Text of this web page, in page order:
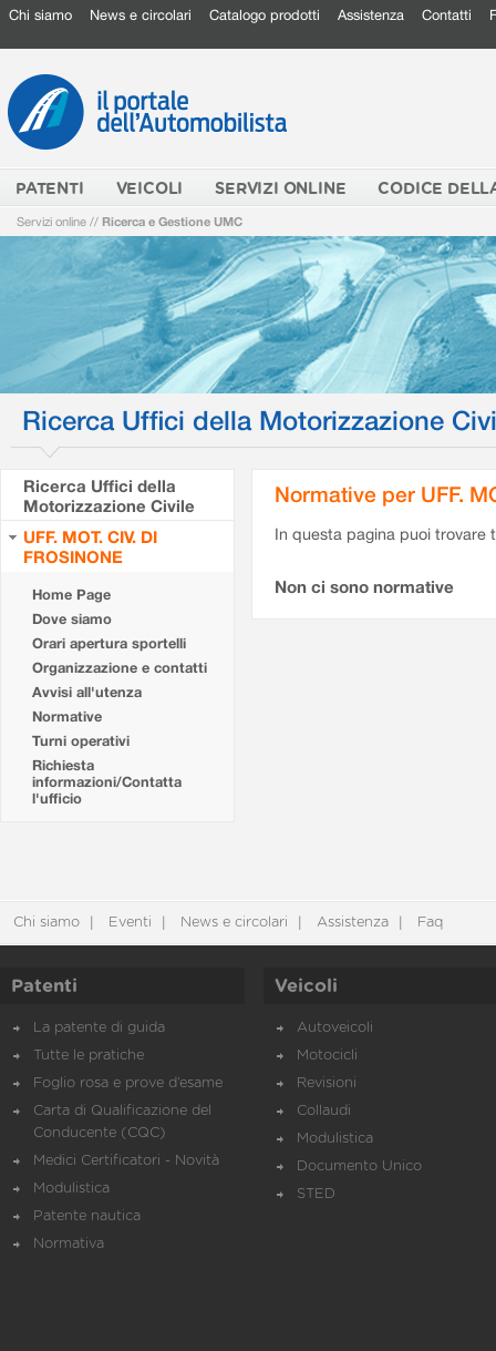
Chi siamo News e circolari Catalogo prodotti Assistenza Contatti
PATENTI VEICOLI SERVIZI ONLINE CODICE
Servizi online // Ricerca e Gestione UMC
Ricerca Uffici della Motorizzazione
Ricerca Uffici della
Motorizzazione Civile
UFF. MOT. CIV. DI
FROSINONE
Home Page
Dove siamo
Orari apertura sportelli
Organizzazione e contatti
Avvisi all'utenza
Normative
Turni operativi
Richiesta
informazioni/Contatta
l'ufficio
Normative per UFF.
In questa pagina puoi
Non ci sono normative
Chi siamo Eventi News e circolari Assistenza Faq
Patenti
La patente di guida
Tutte le pratiche
Foglio rosa e prove d’esame
Carta di Qualificazione del
Conducente (CQC)
Medici Certificatori - Novità
Modulistica
Patente nautica
Normativa
Veicoli
Autoveicoli
Motocicli
Revisioni
Collaudi
Modulistica
Documento Unico
STED